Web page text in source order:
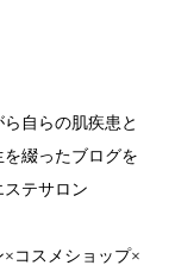
自らの肌疾患と
綴ったブログを
テサロン
コスメショップ×